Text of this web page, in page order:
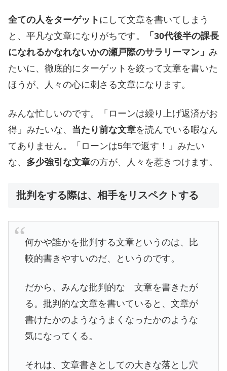
全ての人をターゲット にして文章を書いてしまう
と、平凡な文章になりがちです。
「30代後半の課長
になれるかなれないかの瀬戸際のサラリーマン」 み
たいに、徹底的にターゲットを絞って文章を書いた
ほうが、人々の心に刺さる文章になります。
みんな忙しいのです。「ローンは繰り上げ返済がお
得」みたいな、 当たり前な文章を読んでいる暇なん
てありません。「ローンは5年で返す！」みたい
な、 多少強引な文章の方が、人々を惹きつけます。
批判をする際は、相手をリスペクトする
何かや誰かを批判する文章というのは、比
較的書きやすいのだ、というのです。
だから、みんな批判的な 文章を書きたが
る。批判的な文章を書いていると、文章が
書けたかのようなうまくなったかのような
気になってくる。
それは、文章書きとしての大きな落とし穴